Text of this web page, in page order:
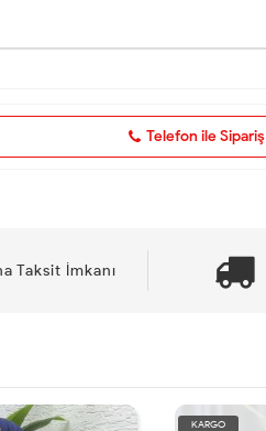
Telefon ile Sipariş
Taksit İmkanı
KARGO